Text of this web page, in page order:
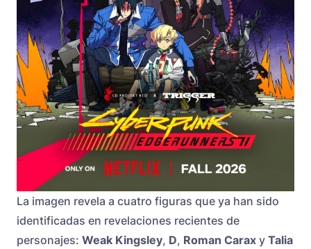
La imagen revela a cuatro figuras que ya han sido
identificadas en revelaciones recientes de
personajes: Weak Kingsley, D, Roman Carax y Talia